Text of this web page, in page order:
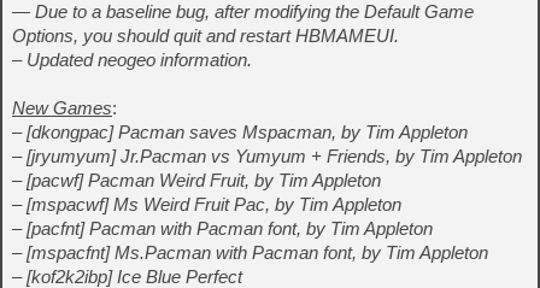
— Due to a baseline bug, after modifying the Default Game
Options, you should quit and restart HBMAMEUI.
– Updated neogeo information.
New Games:
– [dkongpac] Pacman saves Mspacman, by Tim Appleton
– [jryumyum] Jr.Pacman vs Yumyum + Friends, by Tim Appleton
– [pacwf] Pacman Weird Fruit, by Tim Appleton
– [mspacwf] Ms Weird Fruit Pac, by Tim Appleton
– [pacfnt] Pacman with Pacman font, by Tim Appleton
– [mspacfnt] Ms.Pacman with Pacman font, by Tim Appleton
– [kof2k2ibp] Ice Blue Perfect